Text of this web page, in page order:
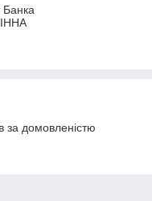
Банка
за домовленістю